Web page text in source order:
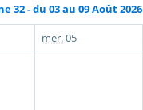
32 - du 03 au 09 Août 2026
mer.05